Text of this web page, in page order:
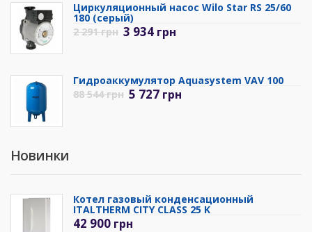
Циркуляционный насос Wilo Star RS 25/60
180 (серый)
2 291грн 3 934 грн
Гидроаккумулятор Aquasystem VAV 100
88 544грн 5 727 грн
Новинки
Котел газовый конденсационный
ITALTHERM CITY CLASS 25 K
42 900 грн